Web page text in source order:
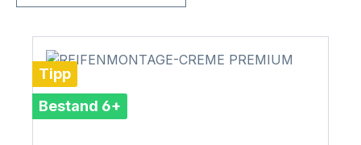
Tipp
Bestand 6+